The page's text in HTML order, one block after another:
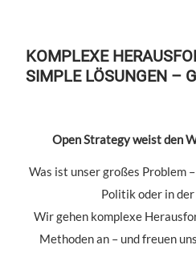
KOMPLEXE
SIMPLE LÖSUNGEN –
Open Strategy weist den
Was ist unser großes Problem
Politik oder in
Wir gehen komplexe
Methoden an – und freuen